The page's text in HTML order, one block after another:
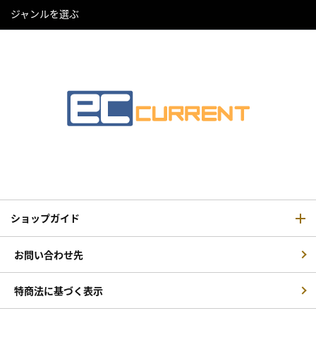
ジャンルを選ぶ
ショップガイド
お問い合わせ先
特商法に基づく表示